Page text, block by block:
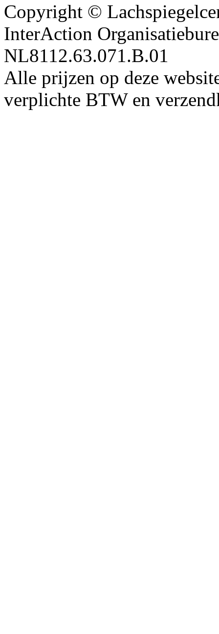
Copyright ©
InterAction
NL8112.63.071.B.01
Alle prijzen op deze
verplichte BTW en